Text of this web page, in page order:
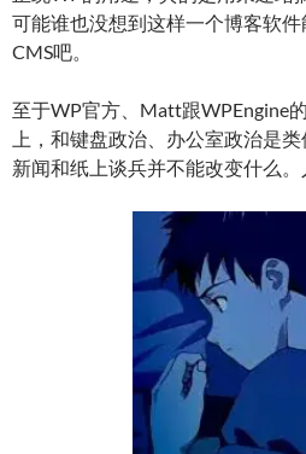
可能谁也没想到这样一个博客软
CMS吧。
至于WP官方、Matt跟WPEngine
上，和键盘政治、办公室政治是
新闻和纸上谈兵并不能改变什么。